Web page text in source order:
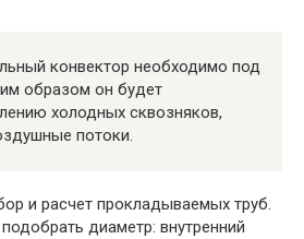
конвектор необходимо под
образом он будет
холодных сквозняков,
потоки.
и расчет прокладываемых труб.
диаметр: внутренний